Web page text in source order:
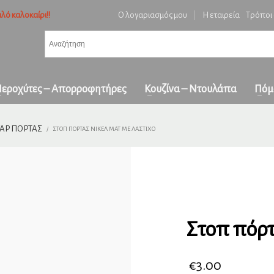
ειδών και επιβεβαίωση παραγγελίας.
όλη την Ελλάδα
επικοινωνήστε μαζί μας στοorders1georgakakis@gmail.com | Τώρα
καλοκαίρι!! Ο λογαριασμός μου Η εταιρεία
– Απορροφητήρες Κουζίνα – Ντουλάπα
ΠΌΡΤΑΣ ΣΤΟΠ ΠΌΡΤΑΣ ΝΊΚΕΛ ΜΑΤ ΜΕ ΛΆΣΤΙΧΟ
Στοπ
€3.00